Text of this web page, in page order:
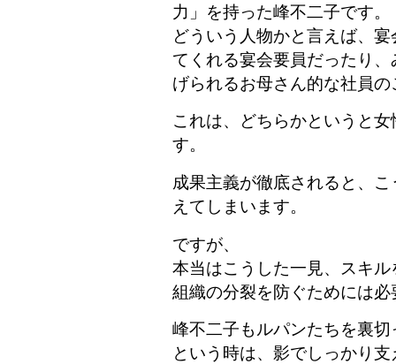
力」を持った峰不二子です。
どういう人物かと言えば、
てくれる宴会要員だったり
げられるお母さん的な社員
これは、どちらかというと
す。
成果主義が徹底されると、
えてしまいます。
ですが、
本当はこうした一見、スキ
組織の分裂を防ぐためには
峰不二子もルパンたちを裏
という時は、影でしっかり